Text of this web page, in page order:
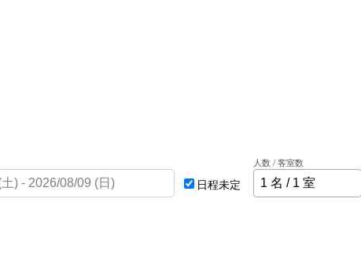
日程未定
人数 / 客室数